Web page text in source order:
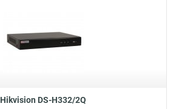
Hikvision DS-H332/2Q